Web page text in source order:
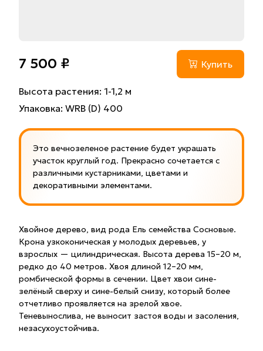
7 500 ₽ Купить
Высота растения: 1-1,2 м
Упаковка: WRB (D) 400
Это вечнозеленое растение будет украшать
участок круглый год. Прекрасно сочетается с
различными кустарниками, цветами и
декоративными элементами.
Хвойное дерево, вид рода Ель семейства Сосновые.
Крона узкоконическая у молодых деревьев, у
взрослых — цилиндрическая. Высота дерева 15–20 м,
редко до 40 метров. Хвоя длиной 12–20 мм,
ромбической формы в сечении. Цвет хвои сине-
зелёный сверху и сине-белый снизу, который более
отчетливо проявляется на зрелой хвое.
Теневынослива, не выносит застоя воды и засоления,
незасухоустойчива.